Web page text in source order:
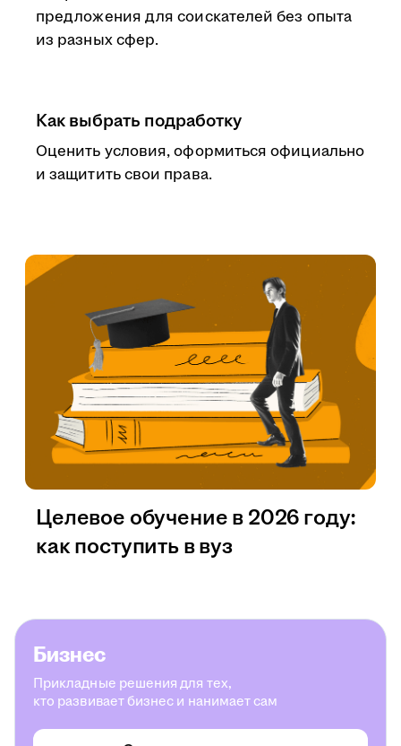
предложения для соискателей без опыта
из разных сфер.
Как выбрать подработку
Оценить условия, оформиться официально
и защитить свои права.
Целевое обучение в 2026 году:
как поступить в вуз
Бизнес
Прикладные решения для тех,
кто развивает бизнес и нанимает сам